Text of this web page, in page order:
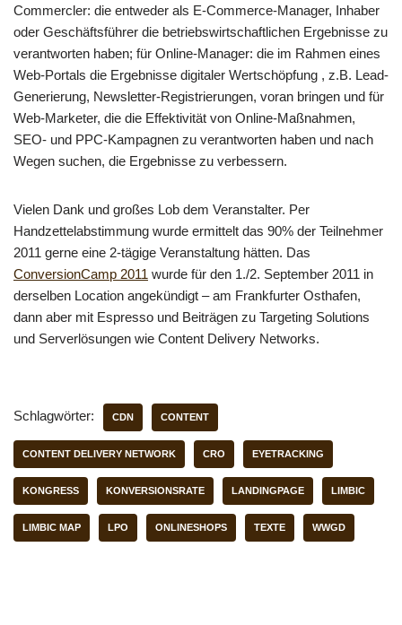
Commercler: die entweder als E-Commerce-Manager, Inhaber
oder Geschäftsführer die betriebswirtschaftlichen Ergebnisse zu
verantworten haben; für Online-Manager: die im Rahmen eines
Web-Portals die Ergebnisse digitaler Wertschöpfung , z.B. Lead-
Generierung, Newsletter-Registrierungen, voran bringen und für
Web-Marketer, die die Effektivität von Online-Maßnahmen,
SEO- und PPC-Kampagnen zu verantworten haben und nach
Wegen suchen, die Ergebnisse zu verbessern.
Vielen Dank und großes Lob dem Veranstalter. Per
Handzettelabstimmung wurde ermittelt das 90% der Teilnehmer
2011 gerne eine 2-tägige Veranstaltung hätten. Das
ConversionCamp 2011 wurde für den 1./2. September 2011 in
derselben Location angekündigt – am Frankfurter Osthafen,
dann aber mit Espresso und Beiträgen zu Targeting Solutions
und Serverlösungen wie Content Delivery Networks.
Schlagwörter: CDN CONTENT
CONTENT DELIVERY NETWORK CRO EYETRACKING
KONGRESS KONVERSIONSRATE LANDINGPAGE LIMBIC
LIMBIC MAP LPO ONLINESHOPS TEXTE WWGD